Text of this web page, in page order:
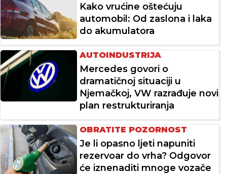
Kako vrućine oštećuju
automobil: Od zaslona i laka
do akumulatora
AUTOINDUSTRIJA
Mercedes govori o
dramatičnoj situaciji u
Njemačkoj, VW razrađuje novi
plan restrukturiranja
OBRATITE POZORNOST
Je li opasno ljeti napuniti
rezervoar do vrha? Odgovor
će iznenaditi mnoge vozače